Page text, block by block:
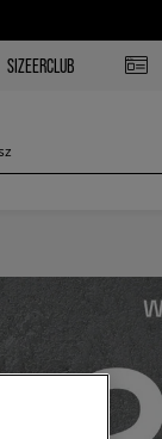
SIZEERCLUB